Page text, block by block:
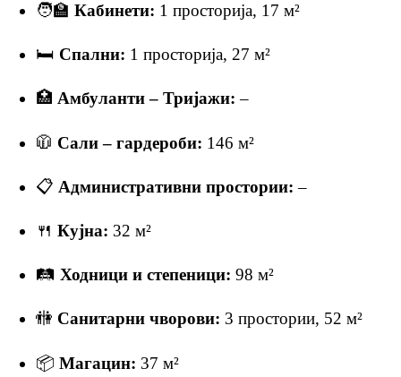
🧑‍🏫 Кабинети: 1 просторија, 17 м²
🛏 Спални: 1 просторија, 27 м²
🏥 Амбуланти – Тријажи: –
🧥 Сали – гардероби: 146 м²
📋 Административни простории: –
🍴 Кујна: 32 м²
🛤 Ходници и степеници: 98 м²
🚻 Санитарни чворови: 3 простории, 52 м²
📦 Магацин: 37 м²